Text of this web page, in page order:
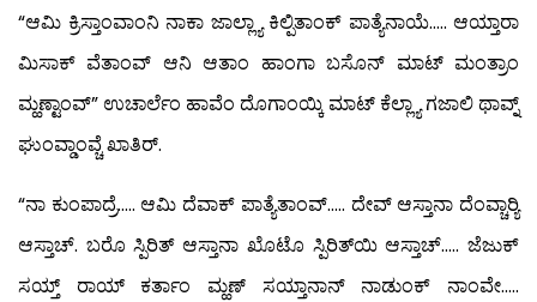
“ಆಮಿ ಕ್ರಿಸ್ತಾಂವಾಂನಿ ನಾಕಾ ಜಾಲ್ಲ್ಯಾ ಕಿಲ್ಪಿತಾಂಕ್ ಪಾತ್ಯೆನಾಯೆ….. ಆಯ್ತಾರಾ
ಮಿಸಾಕ್ ವೆತಾಂವ್ ಆನಿ ಆತಾಂ ಹಾಂಗಾ ಬಸೊನ್ ಮಾಟ್ ಮಂತ್ರಾಂ
ಮ್ಹಣ್ಟಾಂವ್” ಉಚಾರ್ಲೆಂ ಹಾವೆಂ ದೊಗಾಂಯ್ಕಿ ಮಾಟ್ ಕೆಲ್ಲ್ಯಾ ಗಜಾಲಿ ಥಾವ್ನ್
ಘುಂವ್ಡಾಂವ್ಚೆ ಖಾತಿರ್.
“ನಾ ಕುಂಪಾದ್ರೆ….. ಆಮಿ ದೆವಾಕ್ ಪಾತ್ಯೆತಾಂವ್….. ದೇವ್ ಆಸ್ತಾನಾ ದೆಂವ್ಚಾರ್‍ಯಿ
ಆಸ್ತಾಚ್. ಬರೊ ಸ್ಪಿರಿತ್ ಆಸ್ತಾನಾ ಖೊಟೊ ಸ್ಪಿರಿತ್‍ಯಿ ಆಸ್ತಾಚ್….. ಜೆಜುಕ್
ಸಯ್ತ್ ರಾಯ್ ಕರ್ತಾಂ ಮ್ಹಣ್ ಸಯ್ತಾನಾನ್ ನಾಡುಂಕ್ ನಾಂವೇ…..